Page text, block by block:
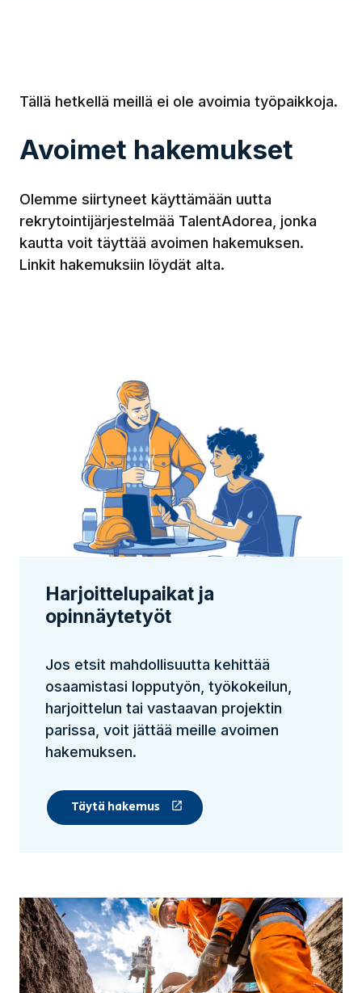
Tällä hetkellä meillä ei ole avoimia työpaikkoja.
Avoimet hakemukset
Olemme siirtyneet käyttämään uutta
rekrytointijärjestelmää TalentAdorea, jonka
kautta voit täyttää avoimen hakemuksen.
Linkit hakemuksiin löydät alta.
Harjoittelupaikat ja
opinnäytetyöt
Jos etsit mahdollisuutta kehittää
osaamistasi lopputyön, työkokeilun,
harjoittelun tai vastaavan projektin
parissa, voit jättää meille avoimen
hakemuksen.
Täytä hakemus
(Linkki vie ulkopuoliselle sivustolle)